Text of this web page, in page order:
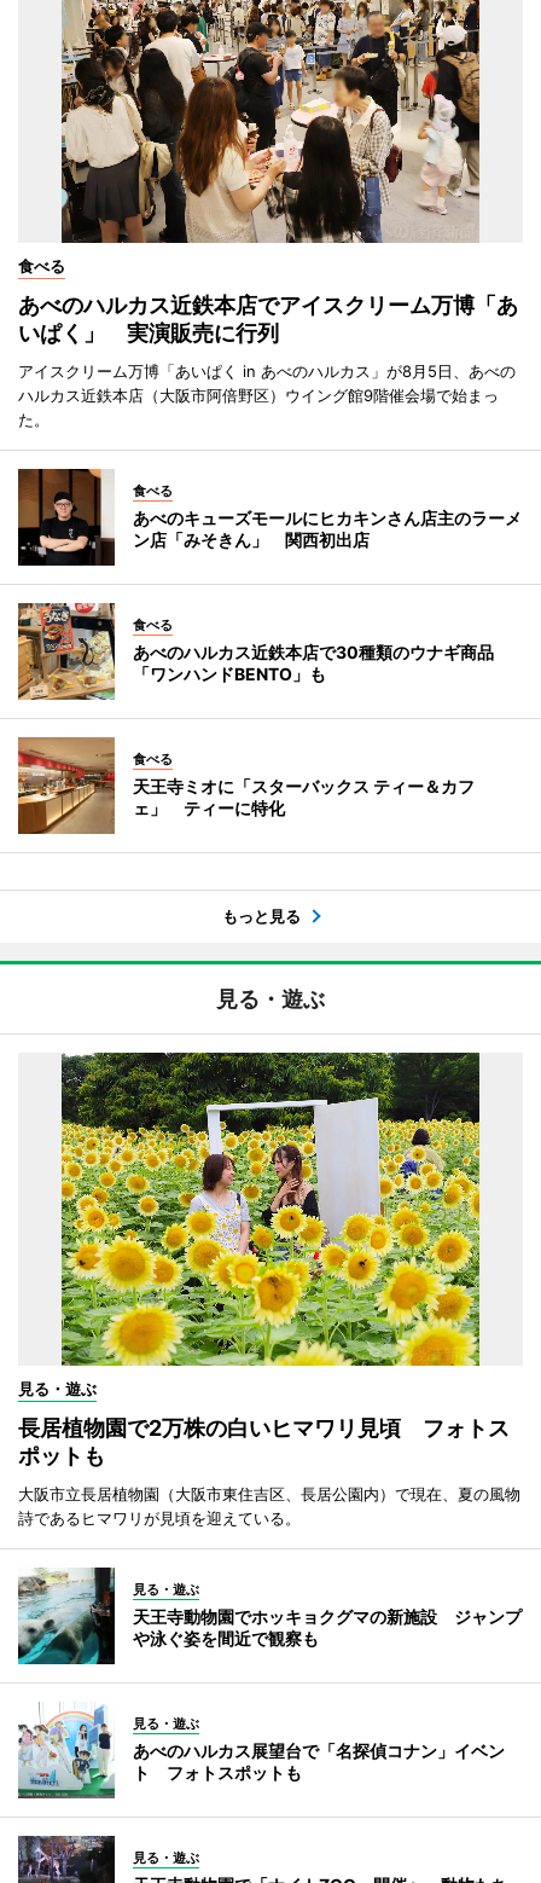
食べる
あべのハルカス近鉄本店でアイスクリーム万博「あ
いぱく」 実演販売に行列
アイスクリーム万博「あいぱく in あべのハルカス」が8月5日、あべの
ハルカス近鉄本店（大阪市阿倍野区）ウイング館9階催会場で始まっ
た。
食べる
あべのキューズモールにヒカキンさん店主のラーメ
ン店「みそきん」 関西初出店
食べる
あべのハルカス近鉄本店で30種類のウナギ商品
「ワンハンドBENTO」も
食べる
天王寺ミオに「スターバックス ティー＆カフ
ェ」 ティーに特化
もっと見る
見る・遊ぶ
見る・遊ぶ
長居植物園で2万株の白いヒマワリ見頃 フォトス
ポットも
大阪市立長居植物園（大阪市東住吉区、長居公園内）で現在、夏の風物
詩であるヒマワリが見頃を迎えている。
見る・遊ぶ
天王寺動物園でホッキョクグマの新施設 ジャンプ
や泳ぐ姿を間近で観察も
見る・遊ぶ
あべのハルカス展望台で「名探偵コナン」イベン
ト フォトスポットも
見る・遊ぶ